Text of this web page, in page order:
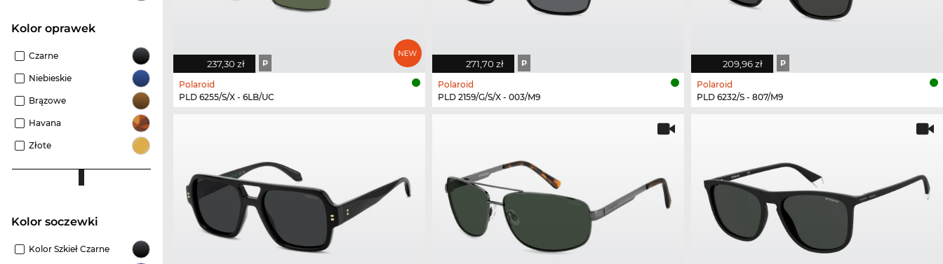
kolor oprawek
Czarne
Niebieskie
Brązowe
Havana
Złote
Kolor soczewki
Kolor Szkieł Czarne
237,30 zł P
Polaroid
PLD 6255/S/X - 6LB/UC
271,70 zł P
Polaroid
PLD 2159/G/S/X - 003/M9
209,96 zł P
Polaroid
PLD 6232/S - 807/M9